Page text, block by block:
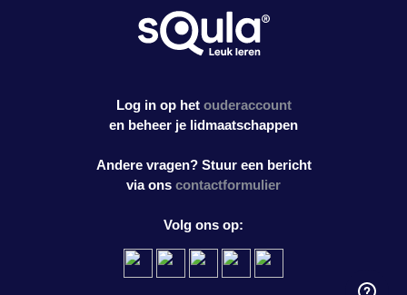
Log in op het ouderaccount
en beheer je lidmaatschappen
Andere vragen? Stuur een bericht
via ons contactformulier
Volg ons op: